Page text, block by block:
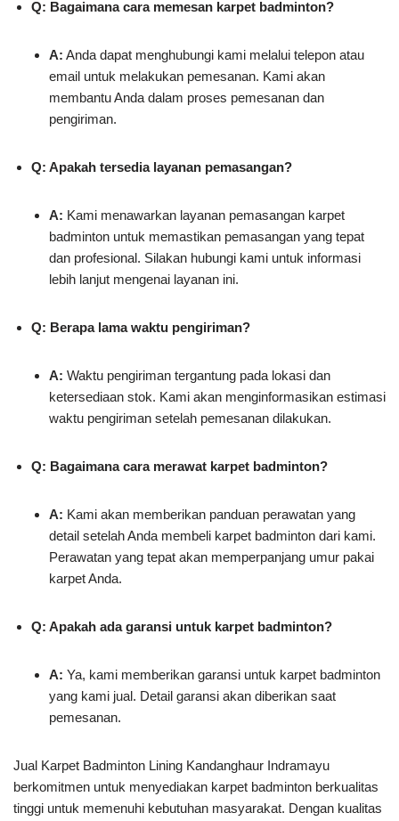
Q: Bagaimana cara memesan karpet badminton?
A: Anda dapat menghubungi kami melalui telepon atau
email untuk melakukan pemesanan. Kami akan
membantu Anda dalam proses pemesanan dan
pengiriman.
Q: Apakah tersedia layanan pemasangan?
A: Kami menawarkan layanan pemasangan karpet
badminton untuk memastikan pemasangan yang tepat
dan profesional. Silakan hubungi kami untuk informasi
lebih lanjut mengenai layanan ini.
Q: Berapa lama waktu pengiriman?
A: Waktu pengiriman tergantung pada lokasi dan
ketersediaan stok. Kami akan menginformasikan estimasi
waktu pengiriman setelah pemesanan dilakukan.
Q: Bagaimana cara merawat karpet badminton?
A: Kami akan memberikan panduan perawatan yang
detail setelah Anda membeli karpet badminton dari kami.
Perawatan yang tepat akan memperpanjang umur pakai
karpet Anda.
Q: Apakah ada garansi untuk karpet badminton?
A: Ya, kami memberikan garansi untuk karpet badminton
yang kami jual. Detail garansi akan diberikan saat
pemesanan.
Jual Karpet Badminton Lining Kandanghaur Indramayu
berkomitmen untuk menyediakan karpet badminton berkualitas
tinggi untuk memenuhi kebutuhan masyarakat. Dengan kualitas